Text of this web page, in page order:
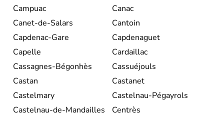
Campuac
Canac
Canet-de-Salars
Cantoin
Capdenac-Gare
Capdenaguet
Capelle
Cardaillac
Cassagnes-Bégonhès
Cassuéjouls
Castan
Castanet
Castelmary
Castelnau-Pégayrols
Castelnau-de-Mandailles
Centrès